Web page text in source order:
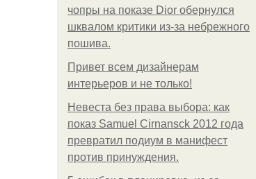
чопры на показе Dior обернулся
шквалом критики из-за небрежного
пошива.
Привет всем дизайнерам
интерьеров и не только!
Невеста без права выбора: как
показ Samuel Cirnansck 2012 года
превратил подиум в манифест
против принуждения.